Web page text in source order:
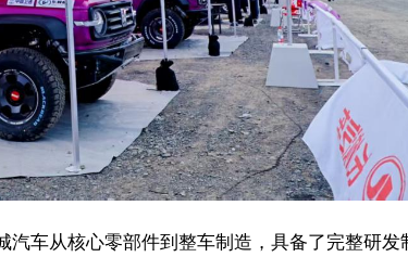
车从核心零部件到整车制造，具备了完整研发